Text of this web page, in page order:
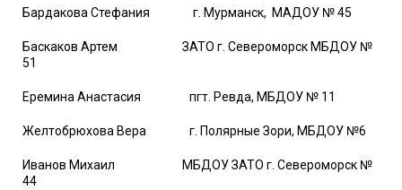
Бардакова Стефания г. Мурманск, МАДОУ № 45
Баскаков Артем ЗАТО г. Североморск МБДОУ №
51
Еремина Анастасия пгт. Ревда, МБДОУ № 11
Желтобрюхова Вера г. Полярные Зори, МБДОУ №6
Иванов Михаил МБДОУ ЗАТО г. Североморск №
44